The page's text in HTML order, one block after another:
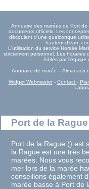
Annuaire des marées de Port
documents officiels. Les
découlant d'une quelconque
hauteur d'eau,
L'utilisation du service Horaire
strictement personnel. Les horaires
édités par l'équipe
Annuaire de marée – Almanach
Widget Webmaster- Contact -
Port de la
Port de la Rague () est
la Rague est une très
marées. Nous vous
mer lors de la marée
conseillons également
marée basse à Port de